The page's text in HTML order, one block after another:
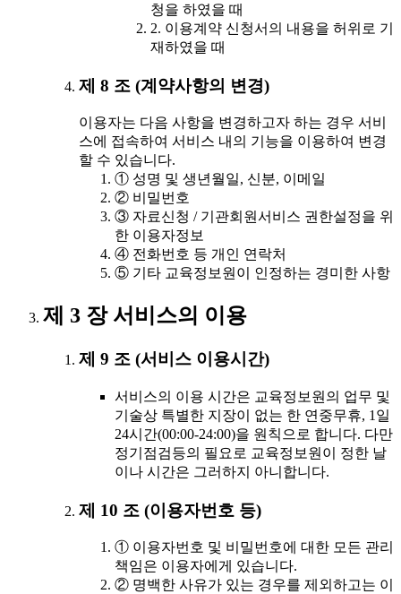
청을 하였을 때
2. 이용계약 신청서의 내용을 허위로 기
재하였을 때
제 8 조 (계약사항의 변경)
이용자는 다음 사항을 변경하고자 하는 경우 서비
스에 접속하여 서비스 내의 기능을 이용하여 변경
할 수 있습니다.
① 성명 및 생년월일, 신분, 이메일
② 비밀번호
③ 자료신청 / 기관회원서비스 권한설정을 위
한 이용자정보
④ 전화번호 등 개인 연락처
⑤ 기타 교육정보원이 인정하는 경미한 사항
제 3 장 서비스의 이용
제 9 조 (서비스 이용시간)
서비스의 이용 시간은 교육정보원의 업무 및
기술상 특별한 지장이 없는 한 연중무휴, 1일
24시간(00:00-24:00)을 원칙으로 합니다. 다만
정기점검등의 필요로 교육정보원이 정한 날
이나 시간은 그러하지 아니합니다.
제 10 조 (이용자번호 등)
① 이용자번호 및 비밀번호에 대한 모든 관리
책임은 이용자에게 있습니다.
② 명백한 사유가 있는 경우를 제외하고는 이